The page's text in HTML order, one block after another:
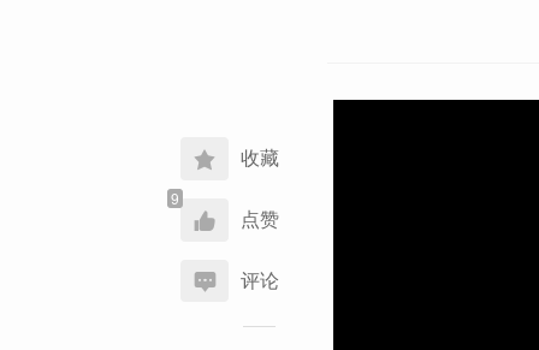
收藏
点赞
评论